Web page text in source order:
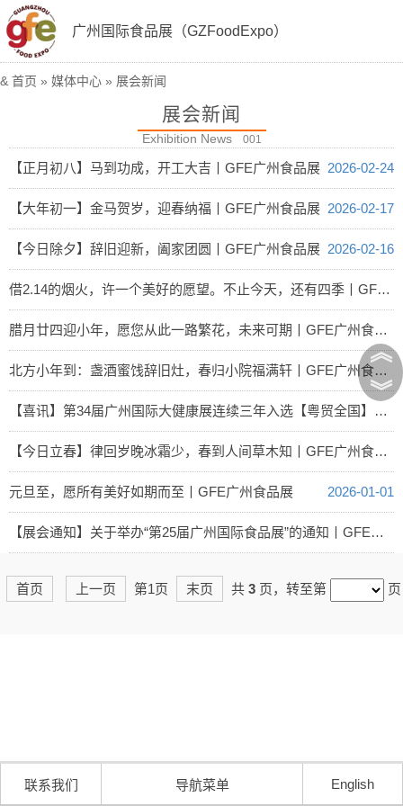
广州国际食品展（GZFoodExpo）
& 首页 » 媒体中心 » 展会新闻
展会新闻
Exhibition News 001
【正月初八】马到功成，开工大吉丨GFE广州食品展 2026-02-24
【大年初一】金马贺岁，迎春纳福丨GFE广州食品展 2026-02-17
【今日除夕】辞旧迎新，阖家团圆丨GFE广州食品展 2026-02-16
借2.14的烟火，许一个美好的愿望。不止今天，还有四季丨GFE广州食品展
2026-02-14
腊月廿四迎小年，愿您从此一路繁花，未来可期丨GFE广州食品展
2026-02-11
北方小年到：盏酒蜜饯辞旧灶，春归小院福满轩丨GFE广州食品展
2026-02-10
【喜讯】第34届广州国际大健康展连续三年入选【粤贸全国】目录丨IHE大健康展会
2026-02-05
【今日立春】律回岁晚冰霜少，春到人间草木知丨GFE广州食品展
2026-02-04
元旦至，愿所有美好如期而至丨GFE广州食品展 2026-01-01
【展会通知】关于举办“第25届广州国际食品展”的通知丨GFE广州食品展
首页
上一页 第1页 末页 共 3 页，转至第 页
︽
︾
联系我们 导航菜单 English